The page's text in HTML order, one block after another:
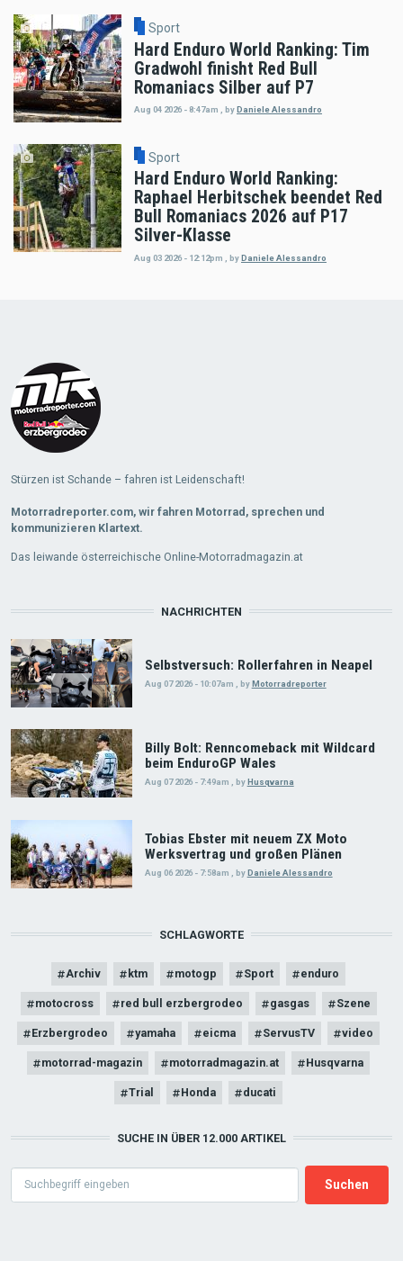
Sport
Hard Enduro World Ranking: Tim
Gradwohl finisht Red Bull
Romaniacs Silber auf P7
Aug 04 2026 - 8:47am byDaniele Alessandro
Sport
Hard Enduro World Ranking:
Raphael Herbitschek beendet Red
Bull Romaniacs 2026 auf P17
Silver-Klasse
Aug 03 2026 - 12:12pm byDaniele Alessandro
Stürzen ist Schande – fahren ist Leidenschaft!
Motorradreporter.com, wir fahren Motorrad, sprechen und
kommunizieren Klartext.
Das leiwande österreichische Online-Motorradmagazin.at
NACHRICHTEN
Selbstversuch: Rollerfahren in Neapel
Aug 07 2026 - 10:07am byMotorradreporter
Billy Bolt: Renncomeback mit Wildcard
beim EnduroGP Wales
Aug 07 2026 - 7:49am , by Husqvarna
Tobias Ebster mit neuem ZX Moto
Werksvertrag und großen Plänen
Aug 06 2026 - 7:58am byDaniele Alessandro
SCHLAGWORTE
Archiv ktm motogp Sport enduro
motocross red bull erzbergrodeo gasgas Szene
Erzbergrodeo yamaha eicma ServusTV video
motorrad-magazin motorradmagazin.at Husqvarna
Trial Honda ducati
SUCHE IN ÜBER 12.000 ARTIKEL